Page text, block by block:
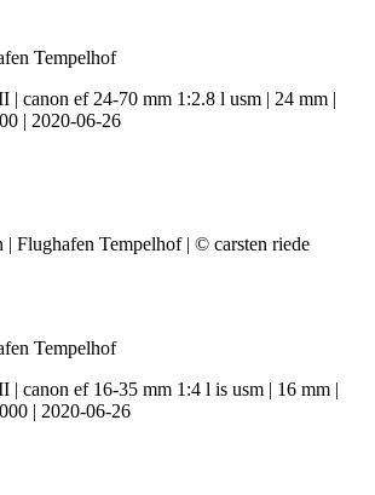
Tempelhof
| canon ef 24-70 mm 1:2.8 l usm | 24 mm |
| 2020-06-26
Tempelhof
| canon ef 16-35 mm 1:4 l is usm | 16 mm |
| 2020-06-26